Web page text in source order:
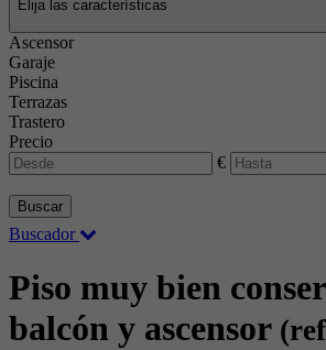
Elija las características
Ascensor
Garaje
Piscina
Terrazas
Trastero
Precio
€
Buscar
Buscador
Piso muy bien
balcón y ascensor